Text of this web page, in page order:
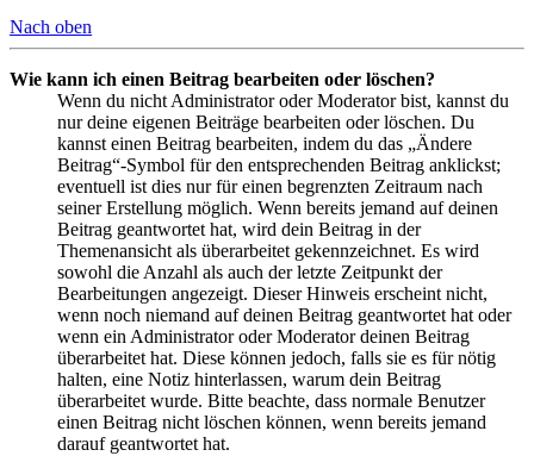
Nach oben
Wie kann ich einen Beitrag bearbeiten oder löschen?
Wenn du nicht Administrator oder Moderator bist, kannst du
nur deine eigenen Beiträge bearbeiten oder löschen. Du
kannst einen Beitrag bearbeiten, indem du das „Ändere
Beitrag“-Symbol für den entsprechenden Beitrag anklickst;
eventuell ist dies nur für einen begrenzten Zeitraum nach
seiner Erstellung möglich. Wenn bereits jemand auf deinen
Beitrag geantwortet hat, wird dein Beitrag in der
Themenansicht als überarbeitet gekennzeichnet. Es wird
sowohl die Anzahl als auch der letzte Zeitpunkt der
Bearbeitungen angezeigt. Dieser Hinweis erscheint nicht,
wenn noch niemand auf deinen Beitrag geantwortet hat oder
wenn ein Administrator oder Moderator deinen Beitrag
überarbeitet hat. Diese können jedoch, falls sie es für nötig
halten, eine Notiz hinterlassen, warum dein Beitrag
überarbeitet wurde. Bitte beachte, dass normale Benutzer
einen Beitrag nicht löschen können, wenn bereits jemand
darauf geantwortet hat.